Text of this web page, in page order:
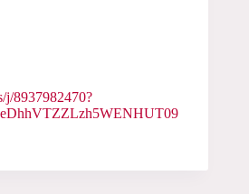
j/8937982470?